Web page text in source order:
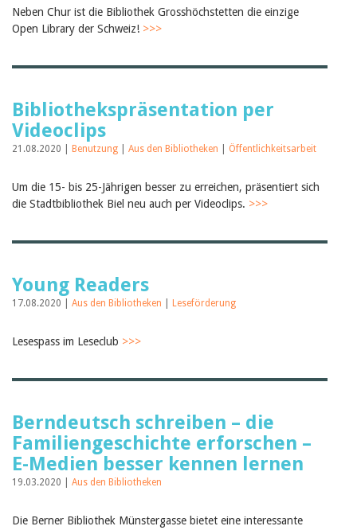
Neben Chur ist die Bibliothek Grosshöchstetten die einzige
Open Library der Schweiz! >>>
Bibliothekspräsentation per
Videoclips
21.08.2020 | Benutzung Aus den Bibliotheken Öffentlichkeitsarbeit
Um die 15- bis 25-Jährigen besser zu erreichen, präsentiert sich
die Stadtbibliothek Biel neu auch per Videoclips. >>>
Young Readers
17.08.2020 | Aus den Bibliotheken Leseförderung
Lesespass im Leseclub >>>
Berndeutsch schreiben – die
Familiengeschichte erforschen –
E-Medien besser kennen lernen
19.03.2020 | Aus den Bibliotheken
Die Berner Bibliothek Münstergasse bietet eine interessante